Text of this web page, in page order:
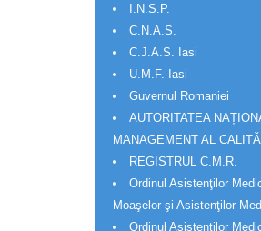
I.N.S.P.
C.N.A.S.
C.J.A.S. Iasi
U.M.F. Iasi
Guvernul Romaniei
AUTORITATEA
MANAGEMENT AL
REGISTRUL C.M.R.
Ordinul Asistenţilor
Moaşelor şi Asistenţilor
Ordinul Asistenţilor